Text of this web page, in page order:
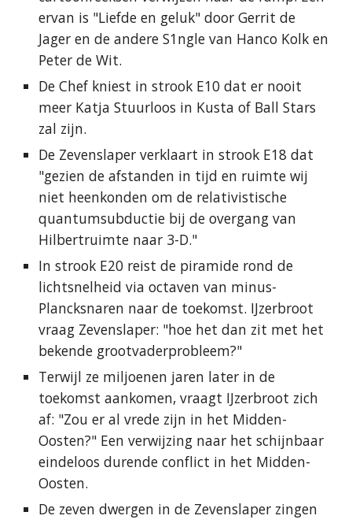
ervan is "Liefde en geluk" door Gerrit de
Jager en de andere S1ngle van Hanco Kolk en
Peter de Wit.
De Chef kniest in strook E10 dat er nooit
meer Katja Stuurloos in Kusta of Ball Stars
zal zijn.
De Zevenslaper verklaart in strook E18 dat
"gezien de afstanden in tijd en ruimte wij
niet heenkonden om de relativistische
quantumsubductie bij de overgang van
Hilbertruimte naar 3-D."
In strook E20 reist de piramide rond de
lichtsnelheid via octaven van minus-
Plancksnaren naar de toekomst. IJzerbroot
vraag Zevenslaper: "hoe het dan zit met het
bekende grootvaderprobleem?"
Terwijl ze miljoenen jaren later in de
toekomst aankomen, vraagt IJzerbroot zich
af: "Zou er al vrede zijn in het Midden-
Oosten?" Een verwijzing naar het schijnbaar
eindeloos durende conflict in het Midden-
Oosten.
De zeven dwergen in de Zevenslaper zingen